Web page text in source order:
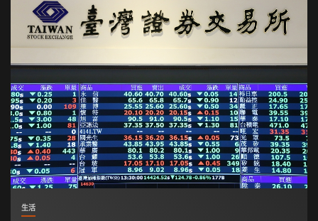
生活